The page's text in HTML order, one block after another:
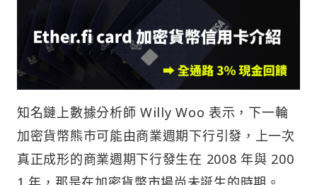
知名鏈上數據分析師 Willy Woo 表示，下一輪
加密貨幣熊市可能由商業週期下行引發，上一次
真正成形的商業週期下行發生在 2008 年與 200